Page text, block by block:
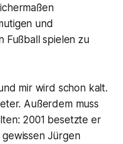
und
Fußball spielen zu
mir wird schon kalt.
Außerdem muss
2001 besetzte er
Jürgen